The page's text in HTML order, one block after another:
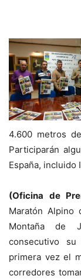
4.600 metros
Participarán
España, incluido
(Oficina de
Maratón Alpino
Montaña de
consecutivo
primera vez el
corredores